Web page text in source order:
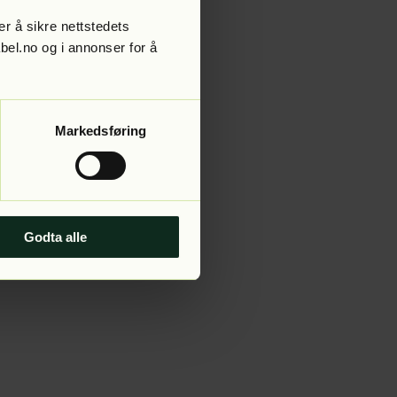
å sikre nettstedets
og i annonser for å
Markedsføring
Godta alle